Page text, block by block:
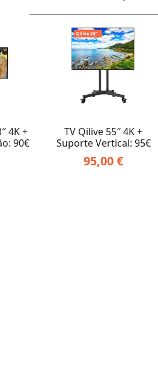
4K +
90€
TV Qilive 55″ 4K +
Suporte Vertical: 95€
95,00€